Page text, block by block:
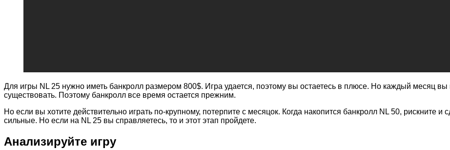
Для игры NL 25 нужно иметь банкролл размером 800$. Игра удается, поэтому вы остаетесь в плюсе. Но каждый месяц вы
существовать. Поэтому банкролл все время остается прежним.
Но если вы хотите действительно играть по-крупному, потерпите с месяцок. Когда накопится банкролл NL 50, рискните
сильные. Но если на NL 25 вы справляетесь, то и этот этап пройдете.
Анализируйте игру